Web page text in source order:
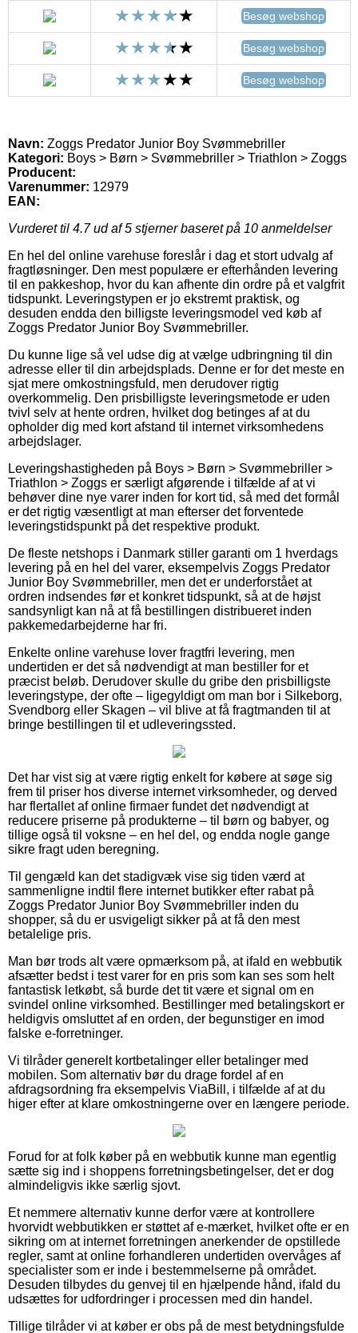
Besøg webshop
Besøg webshop
Besøg webshop
Navn: Zoggs Predator Junior Boy Svømmebriller
Kategori: Boys > Børn > Svømmebriller > Triathlon > Zoggs
Producent:
Varenummer: 12979
EAN:
Vurderet til 4.7ud af 5 stjerner baseret på 10 anmeldelser
En hel del online varehuse foreslår i dag et stort udvalg af
fragtløsninger. Den mest populære er efterhånden levering
til en pakkeshop, hvor du kan afhente din ordre på et valgfrit
tidspunkt. Leveringstypen er jo ekstremt praktisk, og
desuden endda den billigste leveringsmodel ved køb af
Zoggs Predator Junior Boy Svømmebriller.
Du kunne lige så vel udse dig at vælge udbringning til din
adresse eller til din arbejdsplads. Denne er for det meste en
sjat mere omkostningsfuld, men derudover rigtig
overkommelig. Den prisbilligste leveringsmetode er uden
tvivl selv at hente ordren, hvilket dog betinges af at du
opholder dig med kort afstand til internet virksomhedens
arbejdslager.
Leveringshastigheden på Boys > Børn > Svømmebriller >
Triathlon > Zoggs er særligt afgørende i tilfælde af at vi
behøver dine nye varer inden for kort tid, så med det formål
er det rigtig væsentligt at man efterser det forventede
leveringstidspunkt på det respektive produkt.
De fleste netshops i Danmark stiller garanti om 1 hverdags
levering på en hel del varer, eksempelvis Zoggs Predator
Junior Boy Svømmebriller, men det er underforstået at
ordren indsendes før et konkret tidspunkt, så at de højst
sandsynligt kan nå at få bestillingen distribueret inden
pakkemedarbejderne har fri.
Enkelte online varehuse lover fragtfri levering, men
undertiden er det så nødvendigt at man bestiller for et
præcist beløb. Derudover skulle du gribe den prisbilligste
leveringstype, der ofte – ligegyldigt om man bor i Silkeborg,
Svendborg eller Skagen – vil blive at få fragtmanden til at
bringe bestillingen til et udleveringssted.
Det har vist sig at være rigtig enkelt for købere at søge sig
frem til priser hos diverse internet virksomheder, og derved
har flertallet af online firmaer fundet det nødvendigt at
reducere priserne på produkterne – til børn og babyer, og
tillige også til voksne – en hel del, og endda nogle gange
sikre fragt uden beregning.
Til gengæld kan det stadigvæk vise sig tiden værd at
sammenligne indtil flere internet butikker efter rabat på
Zoggs Predator Junior Boy Svømmebriller inden du
shopper, så du er usvigeligt sikker på at få den mest
betalelige pris.
Man bør trods alt være opmærksom på, at ifald en webbutik
afsætter bedst i test varer for en pris som kan ses som helt
fantastisk letkøbt, så burde det tit være et signal om en
svindel online virksomhed. Bestillinger med betalingskort er
heldigvis omsluttet af en orden, der begunstiger en imod
falske e-forretninger.
Vi tilråder generelt kortbetalinger eller betalinger med
mobilen. Som alternativ bør du drage fordel af en
afdragsordning fra eksempelvis ViaBill, i tilfælde af at du
higer efter at klare omkostningerne over en længere periode.
Forud for at folk køber på en webbutik kunne man egentlig
sætte sig ind i shoppens forretningsbetingelser, det er dog
almindeligvis ikke særlig sjovt.
Et nemmere alternativ kunne derfor være at kontrollere
hvorvidt webbutikken er støttet af e-mærket, hvilket ofte er en
sikring om at internet forretningen anerkender de opstillede
regler, samt at online forhandleren undertiden overvåges af
specialister som er inde i bestemmelserne på området.
Desuden tilbydes du genvej til en hjælpende hånd, ifald du
udsættes for udfordringer i processen med din handel.
Tillige tilråder vi at køber er obs på de mest betydningsfulde